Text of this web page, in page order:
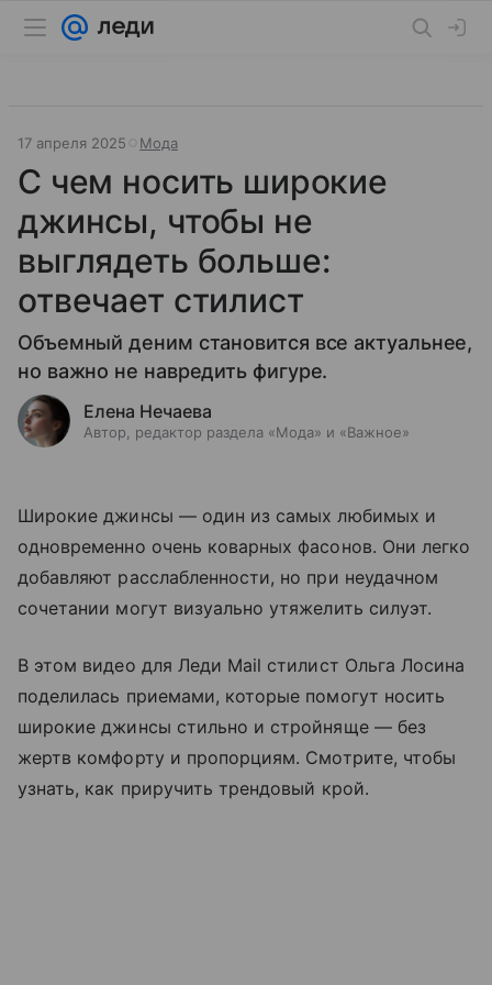
17 апреля 2025 Мода
С чем носить широкие
джинсы, чтобы не
выглядеть больше:
отвечает стилист
Объемный деним становится все актуальнее,
но важно не навредить фигуре.
Елена Нечаева
Автор, редактор раздела «Мода» и «Важное»
Широкие джинсы — один из самых любимых и
одновременно очень коварных фасонов. Они легко
добавляют расслабленности, но при неудачном
сочетании могут визуально утяжелить силуэт.
В этом видео для Леди Mail стилист Ольга Лосина
поделилась приемами, которые помогут носить
широкие джинсы стильно и стройняще — без
жертв комфорту и пропорциям. Смотрите, чтобы
узнать, как приручить трендовый крой.